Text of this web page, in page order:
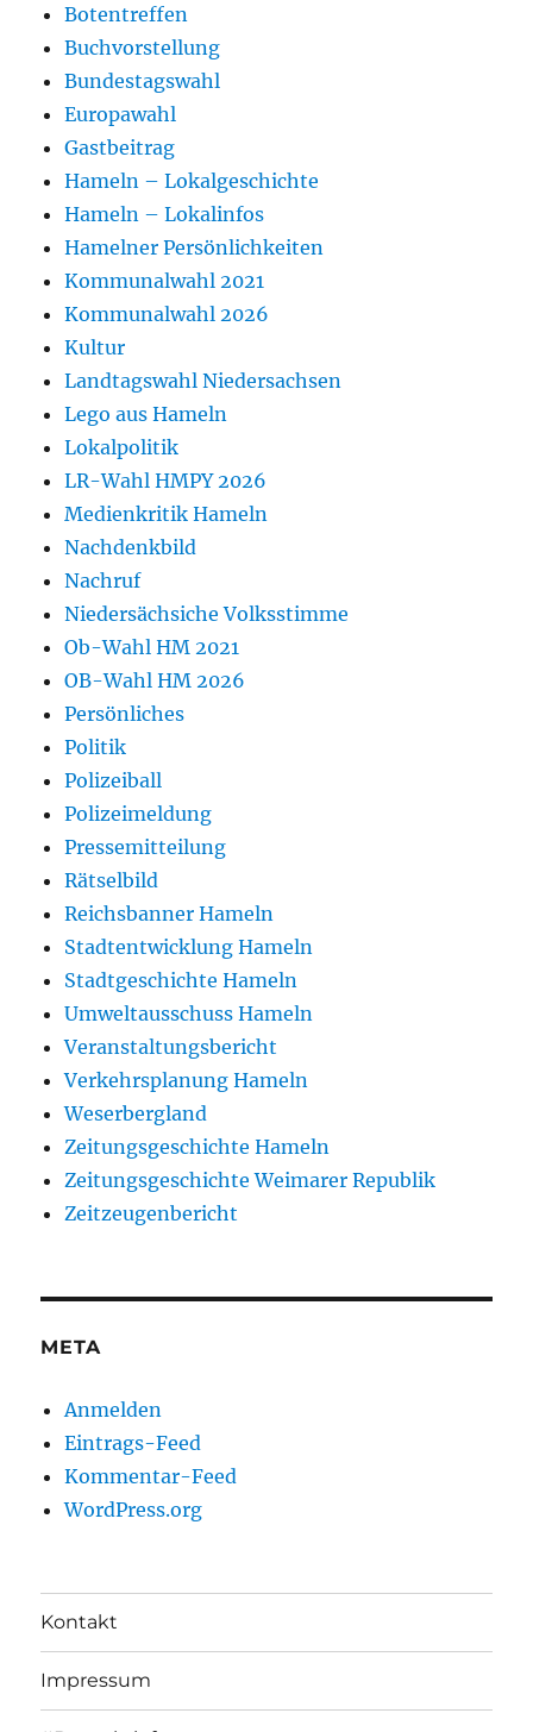
Botentreffen
Buchvorstellung
Bundestagswahl
Europawahl
Gastbeitrag
Hameln – Lokalgeschichte
Hameln – Lokalinfos
Hamelner Persönlichkeiten
Kommunalwahl 2021
Kommunalwahl 2026
Kultur
Landtagswahl Niedersachsen
Lego aus Hameln
Lokalpolitik
LR-Wahl HMPY 2026
Medienkritik Hameln
Nachdenkbild
Nachruf
Niedersächsiche Volksstimme
Ob-Wahl HM 2021
OB-Wahl HM 2026
Persönliches
Politik
Polizeiball
Polizeimeldung
Pressemitteilung
Rätselbild
Reichsbanner Hameln
Stadtentwicklung Hameln
Stadtgeschichte Hameln
Umweltausschuss Hameln
Veranstaltungsbericht
Verkehrsplanung Hameln
Weserbergland
Zeitungsgeschichte Hameln
Zeitungsgeschichte Weimarer Republik
Zeitzeugenbericht
META
Anmelden
Eintrags-Feed
Kommentar-Feed
WordPress.org
Kontakt
Impressum